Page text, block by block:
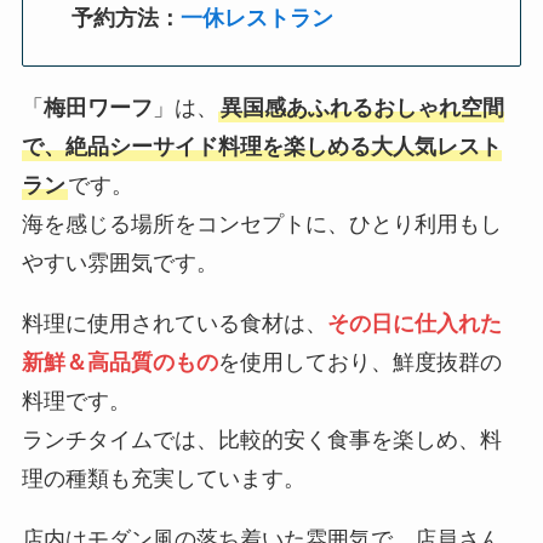
予約方法：一休レストラン
「 梅田ワーフ 」は、 異国感あふれるおしゃれ空間
で、絶品シーサイド料理を楽しめる大人気レスト
ランです。
海を感じる場所をコンセプトに、ひとり利用もし
やすい雰囲気です。
料理に使用されている食材は、 その日に仕入れた
新鮮＆高品質のものを使用しており、鮮度抜群の
料理です。
ランチタイムでは、比較的安く食事を楽しめ、料
理の種類も充実しています。